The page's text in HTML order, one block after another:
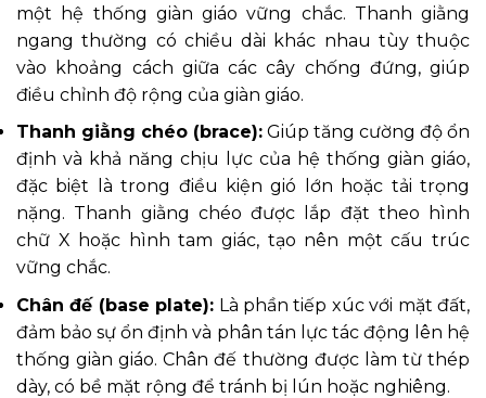
một hệ thống giàn giáo vững chắc. Thanh giằng
ngang thường có chiều dài khác nhau tùy thuộc
vào khoảng cách giữa các cây chống đứng, giúp
điều chỉnh độ rộng của giàn giáo.
Thanh giằng chéo (brace): Giúp tăng cường độ ổn
định và khả năng chịu lực của hệ thống giàn giáo,
đặc biệt là trong điều kiện gió lớn hoặc tải trọng
nặng. Thanh giằng chéo được lắp đặt theo hình
chữ X hoặc hình tam giác, tạo nên một cấu trúc
vững chắc.
Chân đế (base plate): Là phần tiếp xúc với mặt đất,
đảm bảo sự ổn định và phân tán lực tác động lên hệ
thống giàn giáo. Chân đế thường được làm từ thép
dày, có bề mặt rộng để tránh bị lún hoặc nghiêng.